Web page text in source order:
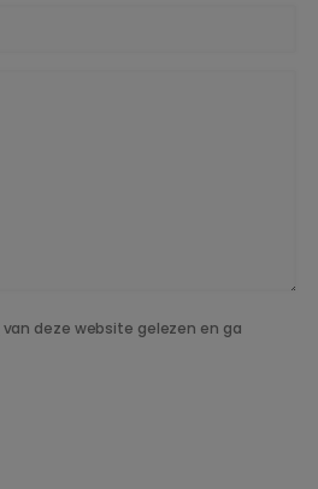
van deze website gelezen en ga